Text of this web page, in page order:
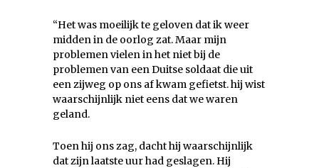
“Het was moeilijk te geloven dat ik weer
midden in de oorlog zat. Maar mijn
problemen vielen in het niet bij de
problemen van een Duitse soldaat die uit
een zijweg op ons af kwam gefietst. hij wist
waarschijnlijk niet eens dat we waren
geland.
Toen hij ons zag, dacht hij waarschijnlijk
dat zijn laatste uur had geslagen. Hij